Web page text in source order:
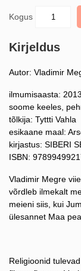
Kogus
Kirjeldus
Autor: Vladimir
ilmumisaasta: 2013
soome keeles,
tõlkija: Tyttti Vahla
esikaane maal:
kirjastus: SIBERI
ISBN:
Vladimir Megre
võrdleb ilmekalt
meieni siis, kui
ülesannet Maa
Religioonid